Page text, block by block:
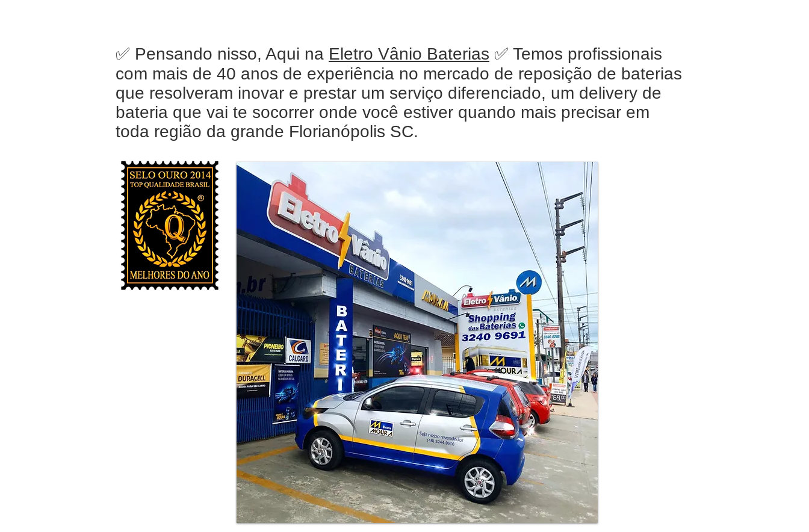
✅ Pensando nisso, Aqui na Eletro Vânio Baterias ✅ Temos profissionais
com mais de 40 anos de experiência no mercado de reposição de baterias
que resolveram inovar e prestar um serviço diferenciado, um delivery de
bateria que vai te socorrer onde você estiver quando mais precisar em
toda região da grande Florianópolis SC.